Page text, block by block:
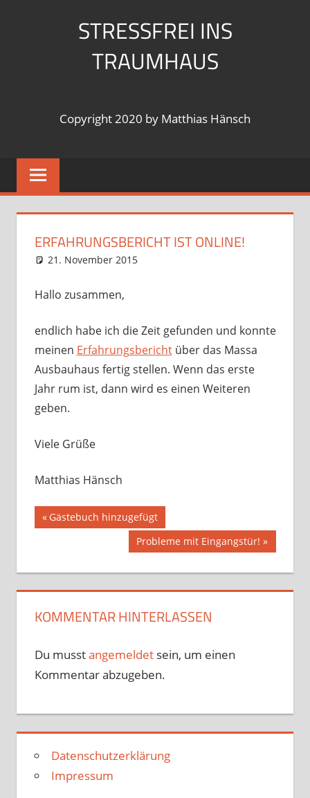
STRESSFREI INS
TRAUMHAUS
Copyright 2020 by Matthias Hänsch
ERFAHRUNGSBERICHT IST ONLINE!
21. November 2015
Hallo zusammen,
endlich habe ich die Zeit gefunden und konnte
meinen Erfahrungsberichtüber das Massa
Ausbauhaus fertig stellen. Wenn das erste
Jahr rum ist, dann wird es einen Weiteren
geben.
Viele Grüße
Matthias Hänsch
Beitragsnavigation
Vorheriger
Beitrag:
Gästebuch hinzugefügt
Nächster
Probleme mit Eingangstür!
KOMMENTAR HINTERLASSEN
Du musstangemeldetsein, um einen
Kommentar abzugeben.
Datenschutzerklärung
Impressum